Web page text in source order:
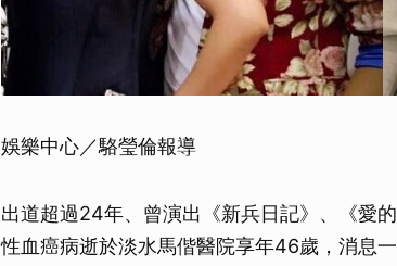
娛樂中心／駱瑩倫報導
出道超過24年、曾演出《新兵日記》、《愛
性血癌病逝於淡水馬偕醫院享年46歲，消息